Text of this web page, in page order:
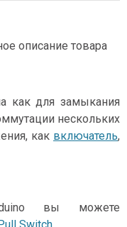
описание товара
как для замыкания
нескольких
как включатель,
вы можете